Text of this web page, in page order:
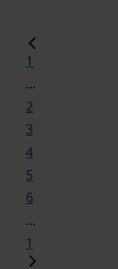
1
...
2
3
4
5
6
...
1